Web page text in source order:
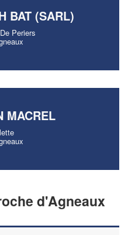
BAT (SARL)
Periers
MACREL
d'Agneaux